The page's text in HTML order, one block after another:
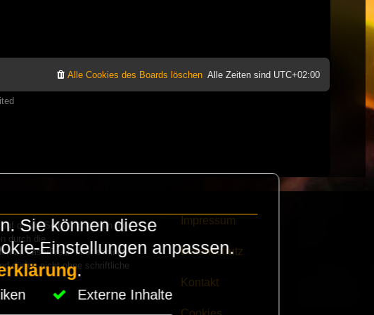
Alle Zeiten sind UTC+02:00
Alle Cookies des Boards löschen
dieser Seite finanzieren die
durch die
zu LaserFreak habt schickt
dürfen nicht ohne schriftliche
Impressum
Datenschutz
Kontakt
Sie können diese
Einstellungen anpassen.
.
Externe Inhalte